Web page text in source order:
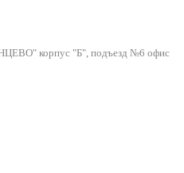
корпус "Б", подъезд №6 офис